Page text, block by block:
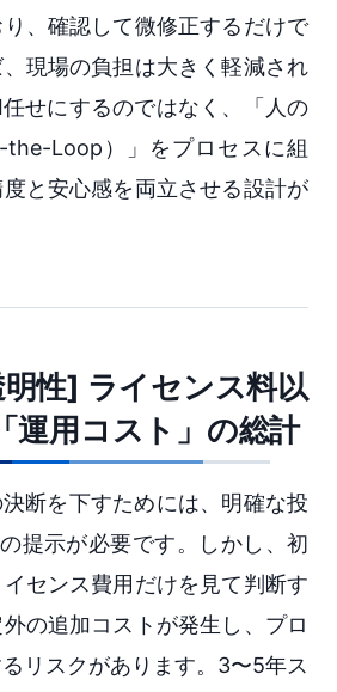
り、確認して微修正するだけで
現場の負担は大きく軽減され
せにするのではなく、「人の
Loop）」をプロセスに組
と安心感を両立させる設計が
性] ライセンス料以
運用コスト」の総計
断を下すためには、明確な投
提示が必要です。しかし、初
センス費用だけを見て判断す
の追加コストが発生し、プロ
リスクがあります。3〜5年ス